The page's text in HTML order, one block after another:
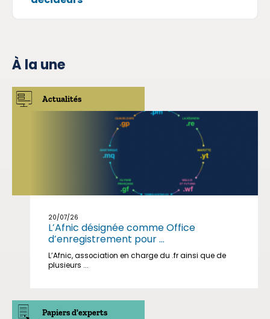
À la une
Actualités
20/07/26
L’Afnic désignée comme Office
d’enregistrement pour ...
L’Afnic, association en charge du .fr ainsi que de
plusieurs ...
Papiers d'experts